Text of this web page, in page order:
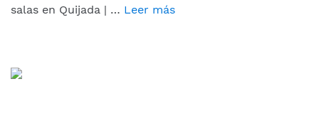
salas en Quijada | … Leer más